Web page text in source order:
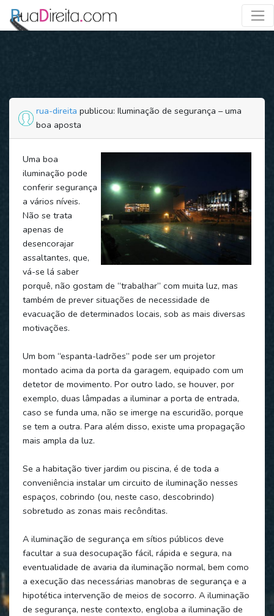
rua-direita publicou: Iluminação de segurança – uma
boa aposta
Uma boa
iluminação pode
conferir segurança
a vários níveis.
Não se trata
apenas de
desencorajar
assaltantes, que,
vá-se lá saber
porquê, não gostam de “trabalhar” com muita luz, mas
também de prever situações de necessidade de
evacuação de determinados locais, sob as mais diversas
motivações.
Um bom “espanta-ladrões” pode ser um projetor
montado acima da porta da garagem, equipado com um
detetor de movimento. Por outro lado, se houver, por
exemplo, duas lâmpadas a iluminar a porta de entrada,
caso se funda uma, não se imerge na escuridão, porque
se tem a outra. Para além disso, existe uma propagação
mais ampla da luz.
Se a habitação tiver jardim ou piscina, é de toda a
conveniência instalar um circuito de iluminação nesses
espaços, cobrindo (ou, neste caso, descobrindo)
sobretudo as zonas mais recônditas.
A iluminação de segurança em sítios públicos deve
facultar a sua desocupação fácil, rápida e segura, na
eventualidade de avaria da iluminação normal, bem como
a execução das necessárias manobras de segurança e a
hipotética intervenção de meios de socorro. A iluminação
de segurança, neste contexto, engloba a iluminação de